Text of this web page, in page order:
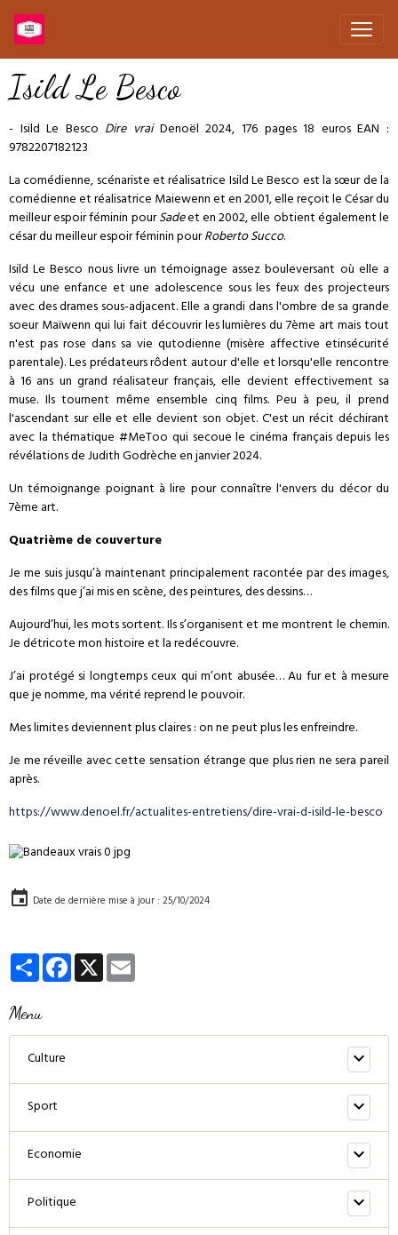
Isild Le Besco
- Isild Le Besco Dire vraiDenoël 2024, 176 pages 18 euros EAN :
9782207182123
La comédienne, scénariste et réalisatrice Isild Le Besco est la sœur de la
comédienne et réalisatrice Maiewenn et en 2001, elle reçoit le César du
meilleur espoir féminin pourSadeet en 2002, elle obtient également le
césar du meilleur espoir féminin pourRoberto Succo.
Isild Le Besco nous livre un témoignage assez bouleversant où elle a
vécu une enfance et une adolescence sous les feux des projecteurs
avec des drames sous-adjacent. Elle a grandi dans l'ombre de sa grande
soeur Maïwenn qui lui fait découvrir les lumières du 7ème art mais tout
n'est pas rose dans sa vie qutodienne (misère affective etinsécurité
parentale). Les prédateurs rôdent autour d'elle et lorsqu'elle rencontre
à 16 ans un grand réalisateur français, elle devient effectivement sa
muse. Ils tournent même ensemble cinq films. Peu à peu, il prend
l'ascendant sur elle et elle devient son objet. C'est un récit déchirant
avec la thématique #MeToo qui secoue le cinéma français depuis les
révélations de Judith Godrèche en janvier 2024.
Un témoignange poignant à lire pour connaître l'envers du décor du
7ème art.
Quatrième de couverture
Je me suis jusqu’à maintenant principalement racontée par des images,
des films que j’ai mis en scène, des peintures, des dessins…
Aujourd’hui, les mots sortent. Ils s’organisent et me montrent le chemin.
Je détricote mon histoire et la redécouvre.
J’ai protégé si longtemps ceux qui m’ont abusée… Au fur et à mesure
que je nomme, ma vérité reprend le pouvoir.
Mes limites deviennent plus claires : on ne peut plus les enfreindre.
Je me réveille avec cette sensation étrange que plus rien ne sera pareil
après.
https://www.denoel.fr/actualites-entretiens/dire-vrai-d-isild-le-besco
Date de dernière mise à jour : 25/10/2024
PartagerFacebook
X
Menu
Culture
Sport
Economie
Politique